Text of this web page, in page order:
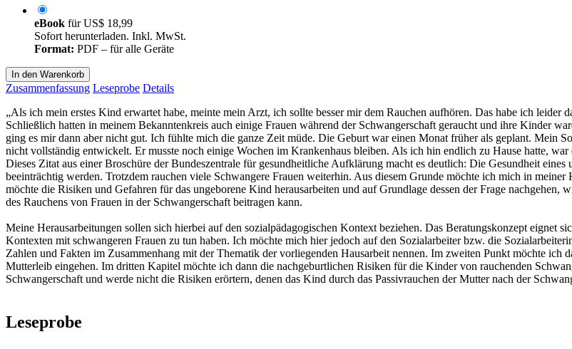
eBook fürUS$ 18,99
Sofort herunterladen. Inkl. MwSt.
Format: PDF – für alle Geräte
In den Warenkorb
Zusammenfassung Leseprobe Details
„Als ich mein erstes Kind erwartet habe, meinte mein Arzt, ich sollte besser mir dem Rauchen aufhören. Das habe ich leider
Schließlich hatten in meinem Bekanntenkreis auch einige Frauen während der Schwangerschaft geraucht und ihre Kinder
ging es mir dann aber nicht gut. Ich fühlte mich die ganze Zeit müde. Die Geburt war einen Monat früher als geplant. Mein
nicht vollständig entwickelt. Er musste noch einige Wochen im Krankenhaus bleiben. Als ich hin endlich zu Hause hatte,
Dieses Zitat aus einer Broschüre der Bundeszentrale für gesundheitliche Aufklärung macht es deutlich: Die Gesundheit
beeinträchtig werden. Trotzdem rauchen viele Schwangere Frauen weiterhin. Aus diesem Grunde möchte ich mich in
möchte die Risiken und Gefahren für das ungeborene Kind herausarbeiten und auf Grundlage dessen der Frage
des Rauchens von Frauen in der Schwangerschaft beitragen kann.
Meine Herausarbeitungen sollen sich hierbei auf den sozialpädagogischen Kontext beziehen. Das Beratungskonzept eignet
Kontexten mit schwangeren Frauen zu tun haben. Ich möchte mich hier jedoch auf den Sozialarbeiter bzw. die
Zahlen und Fakten im Zusammenhang mit der Thematik der vorliegenden Hausarbeit nennen. Im zweiten Punkt möchte
Mutterleib eingehen. Im dritten Kapitel möchte ich dann die nachgeburtlichen Risiken für die Kinder von rauchenden
Schwangerschaft und werde nicht die Risiken erörtern, denen das Kind durch das Passivrauchen der Mutter nach der
Leseprobe